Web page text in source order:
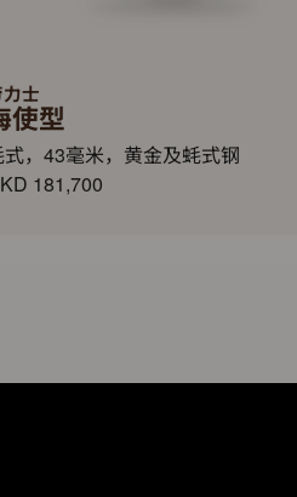
士
使型
式，43毫米，黄金及蚝式钢
181,700